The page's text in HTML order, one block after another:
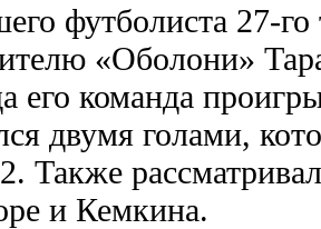
футболиста 27-
«Оболони»
его команда
двумя голами,
Также
и Кемкина.